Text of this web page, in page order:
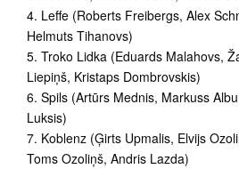
4. Leffe (Roberts Freibergs, Alex
Helmuts Tihanovs)
5. Troko Lidka (Eduards Malahovs,
Liepiņš, Kristaps Dombrovskis)
6. Spils (Artūrs Mednis, Markuss
Luksis)
7. Koblenz (Ģirts Upmalis, Elvijs
Toms Ozoliņš, Andris Lazda)